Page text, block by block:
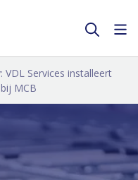
VDL Services installeert
MCB